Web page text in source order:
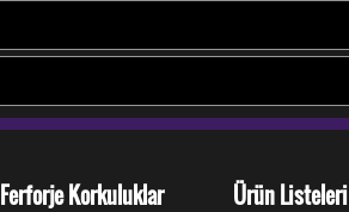
Ferforje Korkuluklar Ürün Listeleri